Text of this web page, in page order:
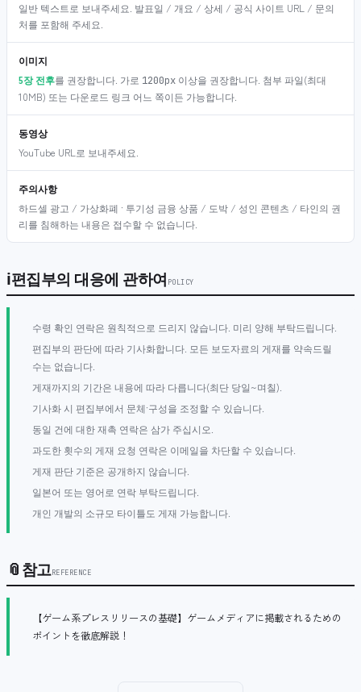
일반 텍스트로 보내주세요. 발표일 / 개요 / 상세 / 공식 사이트 URL / 문의
처를 포함해 주세요.
이미지
5장 전후를 권장합니다. 가로 1200px 이상을 권장합니다. 첨부 파일(최대
10MB) 또는 다운로드 링크 어느 쪽이든 가능합니다.
동영상
YouTube URL로 보내주세요.
주의사항
하드셀 광고 / 가상화폐 · 투기성 금융 상품 / 도박 / 성인 콘텐츠 / 타인의 권
리를 침해하는 내용은 접수할 수 없습니다.
ℹ편집부의 대응에 관하여 POLICY
수령 확인 연락은 원칙적으로 드리지 않습니다. 미리 양해 부탁드립니다.
편집부의 판단에 따라 기사화합니다. 모든 보도자료의 게재를 약속드릴
수는 없습니다.
게재까지의 기간은 내용에 따라 다릅니다(최단 당일~며칠).
기사화 시 편집부에서 문체·구성을 조정할 수 있습니다.
동일 건에 대한 재촉 연락은 삼가 주십시오.
과도한 횟수의 게재 요청 연락은 이메일을 차단할 수 있습니다.
게재 판단 기준은 공개하지 않습니다.
일본어 또는 영어로 연락 부탁드립니다.
개인 개발의 소규모 타이틀도 게재 가능합니다.
📎참고REFERENCE
【ゲーム系プレスリリースの基礎】ゲームメディアに掲載されるための
ポイントを徹底解説！